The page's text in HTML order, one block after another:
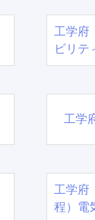
工学府
ビリテ
工学
工学
程）電